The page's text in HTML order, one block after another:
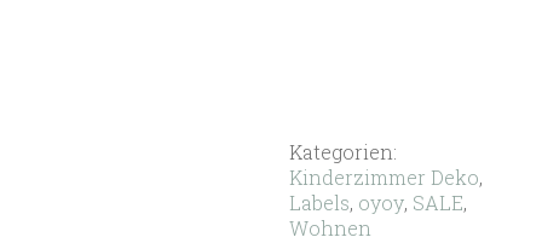
Kategorien:
Kinderzimmer Deko,
Labels, oyoy, SALE,
Wohnen